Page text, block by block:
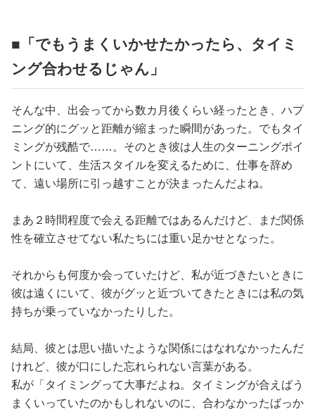
■「でもうまくいかせたかったら、タイミ
ング合わせるじゃん」
そんな中、出会ってから数カ月後くらい経ったとき、ハプ
ニング的にグッと距離が縮まった瞬間があった。でもタイ
ミングが残酷で……。そのとき彼は人生のターニングポイ
ントにいて、生活スタイルを変えるために、仕事を辞め
て、遠い場所に引っ越すことが決まったんだよね。
まあ２時間程度で会える距離ではあるんだけど、まだ関係
性を確立させてない私たちには重い足かせとなった。
それからも何度か会っていたけど、私が近づきたいときに
彼は遠くにいて、彼がグッと近づいてきたときには私の気
持ちが乗っていなかったりした。
結局、彼とは思い描いたような関係にはなれなかったんだ
けれど、彼が口にした忘れられない言葉がある。
私が「タイミングって大事だよね。タイミングが合えばう
まくいっていたのかもしれないのに、合わなかったばっか